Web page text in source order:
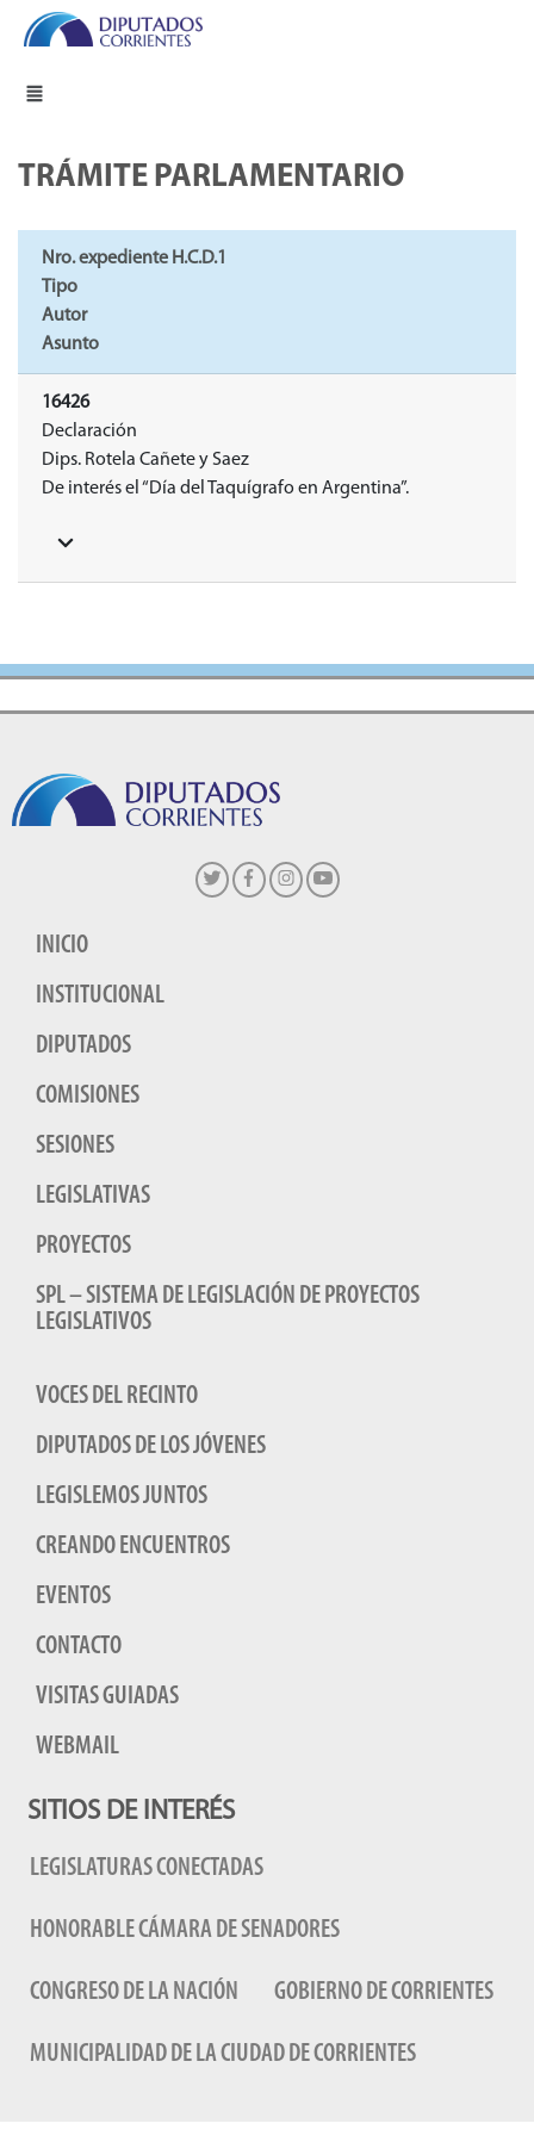
TRÁMITE PARLAMENTARIO
Nro. expediente H.C.D.1
Tipo
Autor
Asunto
16426
Declaración
Dips. Rotela Cañete y Saez
De interés el “Día del Taquígrafo en Argentina”.
INICIO
INSTITUCIONAL
DIPUTADOS
COMISIONES
SESIONES
LEGISLATIVAS
PROYECTOS
SPL – SISTEMA DE LEGISLACIÓN DE PROYECTOS
LEGISLATIVOS
VOCES DEL RECINTO
DIPUTADOS DE LOS JÓVENES
LEGISLEMOS JUNTOS
CREANDO ENCUENTROS
EVENTOS
CONTACTO
VISITAS GUIADAS
WEBMAIL
SITIOS DE INTERÉS
LEGISLATURAS CONECTADAS
HONORABLE CÁMARA DE SENADORES
CONGRESO DE LA NACIÓN GOBIERNO DE CORRIENTES
MUNICIPALIDAD DE LA CIUDAD DE CORRIENTES